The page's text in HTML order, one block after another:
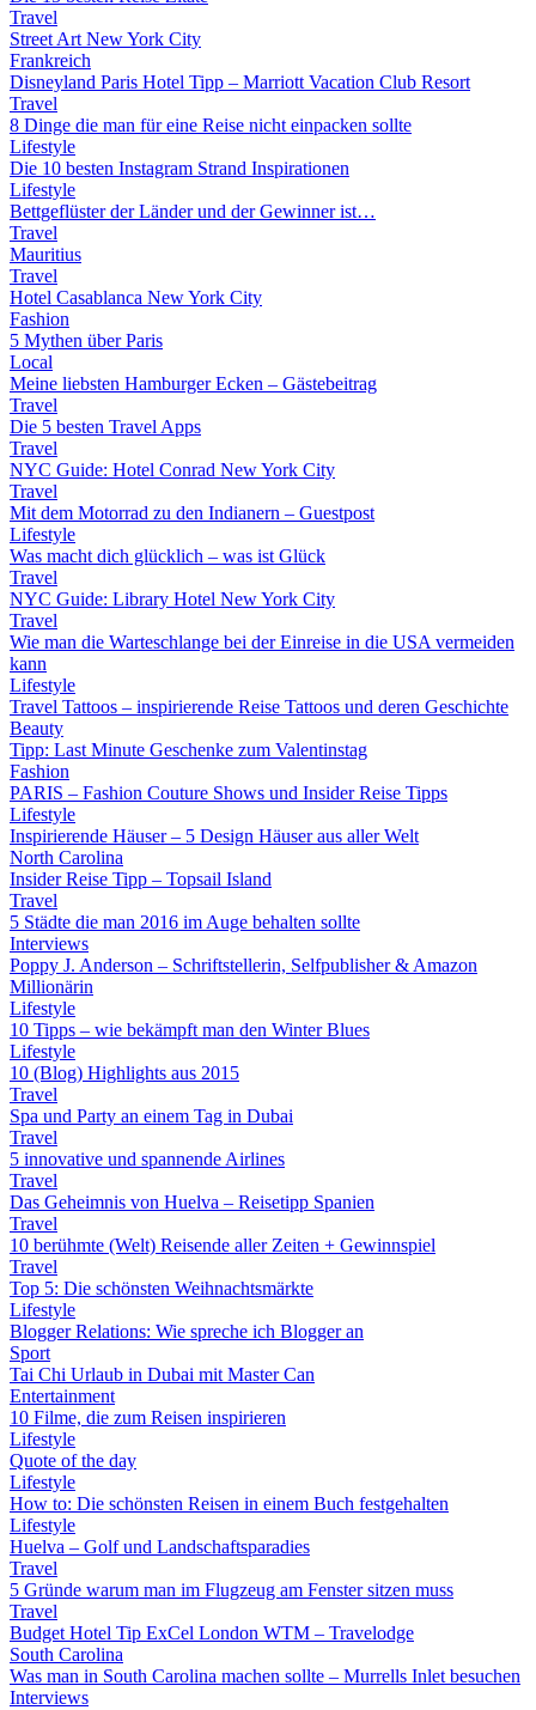
Travel
Street Art New York City
Frankreich
Disneyland Paris Hotel Tipp – Marriott Vacation Club Resort
Travel
8 Dinge die man für eine Reise nicht einpacken sollte
Lifestyle
Die 10 besten Instagram Strand Inspirationen
Lifestyle
Bettgeflüster der Länder und der Gewinner ist…
Travel
Mauritius
Travel
Hotel Casablanca New York City
Fashion
5 Mythen über Paris
Local
Meine liebsten Hamburger Ecken – Gästebeitrag
Travel
Die 5 besten Travel Apps
Travel
NYC Guide: Hotel Conrad New York City
Travel
Mit dem Motorrad zu den Indianern – Guestpost
Lifestyle
Was macht dich glücklich – was ist Glück
Travel
NYC Guide: Library Hotel New York City
Travel
Wie man die Warteschlange bei der Einreise in die USA vermeiden
kann
Lifestyle
Travel Tattoos – inspirierende Reise Tattoos und deren Geschichte
Beauty
Tipp: Last Minute Geschenke zum Valentinstag
Fashion
PARIS – Fashion Couture Shows und Insider Reise Tipps
Lifestyle
Inspirierende Häuser – 5 Design Häuser aus aller Welt
North Carolina
Insider Reise Tipp – Topsail Island
Travel
5 Städte die man 2016 im Auge behalten sollte
Interviews
Poppy J. Anderson – Schriftstellerin, Selfpublisher & Amazon
Millionärin
Lifestyle
10 Tipps – wie bekämpft man den Winter Blues
Lifestyle
10 (Blog) Highlights aus 2015
Travel
Spa und Party an einem Tag in Dubai
Travel
5 innovative und spannende Airlines
Travel
Das Geheimnis von Huelva – Reisetipp Spanien
Travel
10 berühmte (Welt) Reisende aller Zeiten + Gewinnspiel
Travel
Top 5: Die schönsten Weihnachtsmärkte
Lifestyle
Blogger Relations: Wie spreche ich Blogger an
Sport
Tai Chi Urlaub in Dubai mit Master Can
Entertainment
10 Filme, die zum Reisen inspirieren
Lifestyle
Quote of the day
Lifestyle
How to: Die schönsten Reisen in einem Buch festgehalten
Lifestyle
Huelva – Golf und Landschaftsparadies
Travel
5 Gründe warum man im Flugzeug am Fenster sitzen muss
Travel
Budget Hotel Tip ExCel London WTM – Travelodge
South Carolina
Was man in South Carolina machen sollte – Murrells Inlet besuchen
Interviews